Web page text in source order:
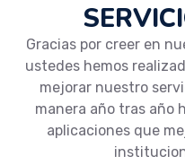
Gracias por creer en
ustedes hemos
mejorar nuestro
manera año tras año
aplicaciones que